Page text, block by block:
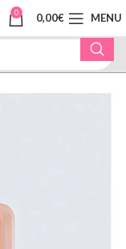
0 0,00€ MENU